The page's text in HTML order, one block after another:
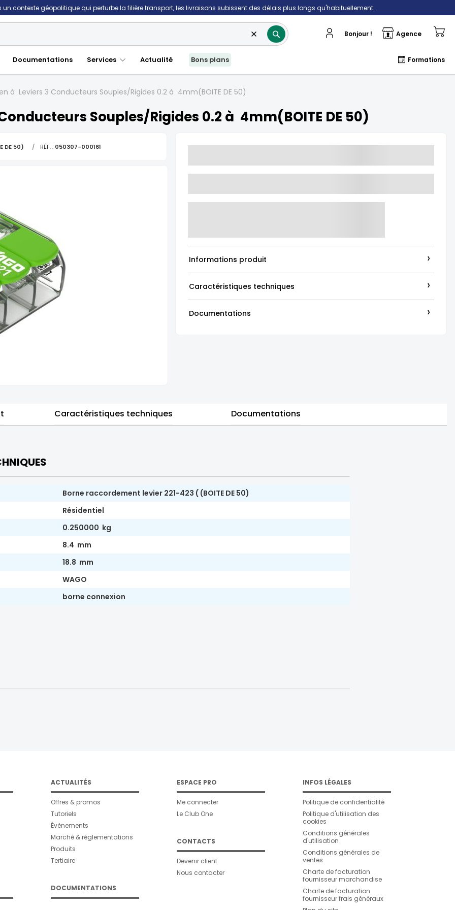
un contexte géopolitique qui perturbe la filière transport, les livraisons subissent des délais plus longs qu'habituellement.
Rechercher Bonjour ! Agence
Formations
Documentations Services Actualité Bons plans
à Leviers 3 Conducteurs Souples/Rigides 0.2 à 4mm(BOITE DE 50)
Souples/Rigides 0.2 à 4mm(BOITE DE 50)
DE 50) / RÉF. : 050307-000161
Informations produit ›
Caractéristiques techniques ›
Documentations ›
Caractéristiques techniques Documentations
Borne raccordement levier 221-423 ( (BOITE DE 50)
Résidentiel
0.250000 kg
8.4 mm
18.8 mm
WAGO
borne connexion
ACTUALITÉS
Offres & promos
Tutoriels
Évènements
Marché & réglementations
Produits
Tertiaire
DOCUMENTATIONS
ESPACE PRO
Me connecter
Le Club One
CONTACTS
Devenir client
Nous contacter
INFOS LÉGALES
Politique de confidentialité
Politique d'utilisation des
cookies
Conditions générales
d'utilisation
Conditions générales de
ventes
Charte de facturation
fournisseur marchandise
Charte de facturation
fournisseur frais généraux